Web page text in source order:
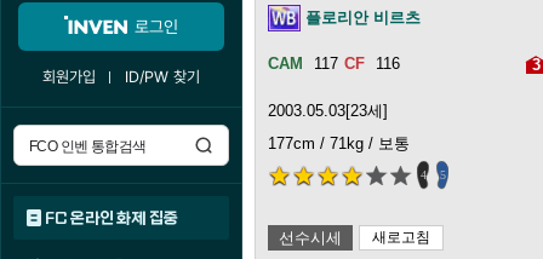
로그인
회원가입 ID/PW 찾기
FC 온라인 화제 집중
플로리안 비르츠
117 116 3
2003.05.03[23세]
177cm / 71kg / 보통
4 5
선수시세 새로고침